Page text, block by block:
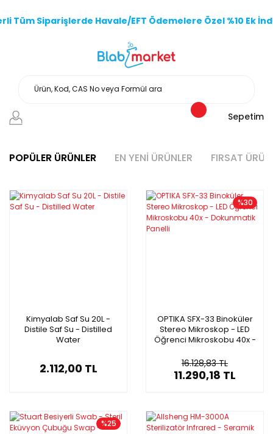
Tüm Siparişlerde Havale/EFT Ödemelere Özel %10 Ek
Sepetim
POPÜLER ÜRÜNLER EN YENİ ÜRÜNLER FIRSAT
Kimyalab Saf Su 20L -
Distile Saf Su - Distilled
Water
2.112,00 TL
%30
OPTIKA SFX-33 Binoküler
Stereo Mikroskop - LED
Öğrenci Mikroskobu 40x -
16.128,83 TL
11.290,18 TL
%25